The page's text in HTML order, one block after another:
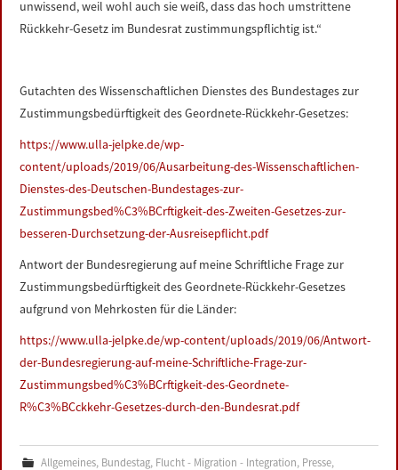
unwissend, weil wohl auch sie weiß, dass das hoch umstrittene
Rückkehr-Gesetz im Bundesrat zustimmungspflichtig ist.“
Gutachten des Wissenschaftlichen Dienstes des Bundestages zur
Zustimmungsbedürftigkeit des Geordnete-Rückkehr-Gesetzes:
https://www.ulla-jelpke.de/wp-
content/uploads/2019/06/Ausarbeitung-des-Wissenschaftlichen-
Dienstes-des-Deutschen-Bundestages-zur-
Zustimmungsbed%C3%BCrftigkeit-des-Zweiten-Gesetzes-zur-
besseren-Durchsetzung-der-Ausreisepflicht.pdf
Antwort der Bundesregierung auf meine Schriftliche Frage zur
Zustimmungsbedürftigkeit des Geordnete-Rückkehr-Gesetzes
aufgrund von Mehrkosten für die Länder:
https://www.ulla-jelpke.de/wp-content/uploads/2019/06/Antwort-
der-Bundesregierung-auf-meine-Schriftliche-Frage-zur-
Zustimmungsbed%C3%BCrftigkeit-des-Geordnete-
R%C3%BCckkehr-Gesetzes-durch-den-Bundesrat.pdf
Allgemeines, Bundestag, Flucht - Migration - Integration, Presse,